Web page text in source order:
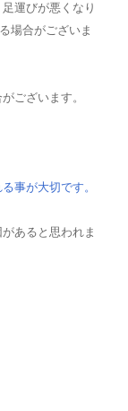
運びが悪くなり
場合がございま
ございます。
事が大切です。
あると思われま